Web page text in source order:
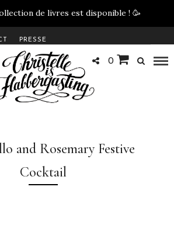
de livres est disponible ! 🥳
PRESSE
0
and Rosemary Festive
Cocktail